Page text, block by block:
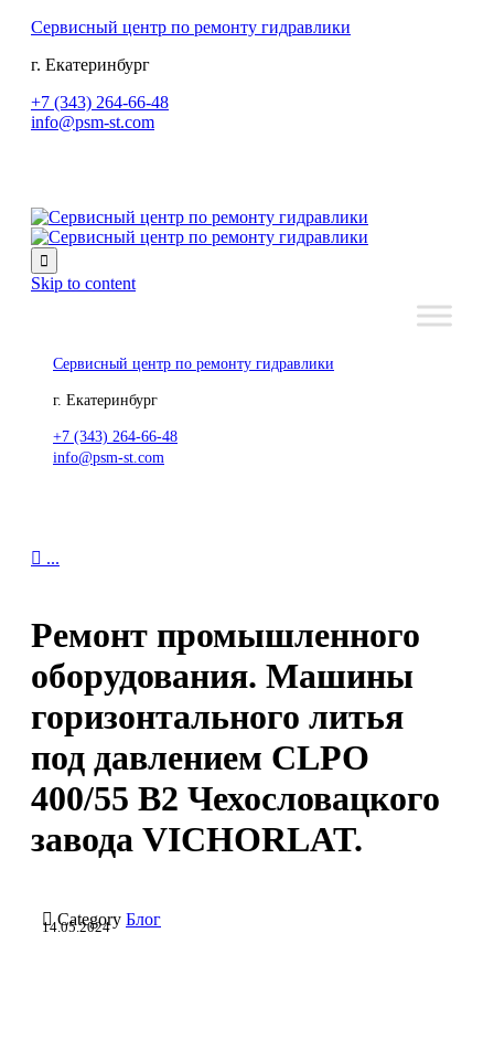
Сервисный центр по ремонту гидравлики
г. Екатеринбург
+7 (343) 264-66-48
info@psm-st.com

Skip to content
Сервисный центр по ремонту гидравлики
г. Екатеринбург
+7 (343) 264-66-48
info@psm-st.com
 ...
Ремонт промышленного
оборудования. Машины
горизонтального литья
под давлением CLPO
400/55 B2 Чехословацкого
завода VICHORLAT.
 Category Блог
14.05.2024